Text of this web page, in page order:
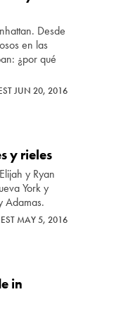
Desde
en las
¿por qué
JUN 20, 2016
y rieles
y Ryan
York y
Adamas.
MAY 5, 2016
in